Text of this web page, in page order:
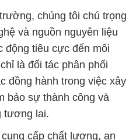
chúng tôi chú trọng
và nguồn nguyên liệu
động tiêu cực đến môi
là đối tác phân phối
đồng hành trong việc xây
bảo sự thành công và
tương lai.
cấp chất lượng, an